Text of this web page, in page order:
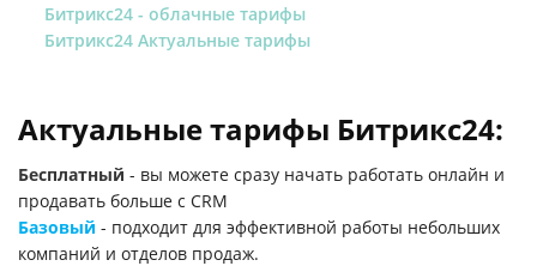
Битрикс24 - облачные тарифы
Битрикс24 Актуальные тарифы
Актуальные тарифы Битрикс24:
Бесплатный - вы можете сразу начать работать онлайн и
продавать больше с CRM
Базовый - подходит для эффективной работы небольших
компаний и отделов продаж.